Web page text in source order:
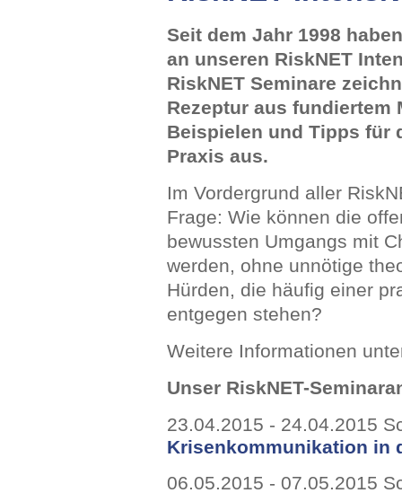
Seit dem Jahr 1998
an unseren RiskNET
RiskNET Seminare
Rezeptur aus fundiertem
Beispielen und Tipps für
Praxis aus.
Im Vordergrund aller
Frage: Wie können die
bewussten Umgangs mit
werden, ohne unnötige
Hürden, die häufig einer
entgegen stehen?
Weitere Informationen
Unser RiskNET-
23.04.2015 - 24.04.2015
Krisenkommunikation in
06.05.2015 - 07.05.2015